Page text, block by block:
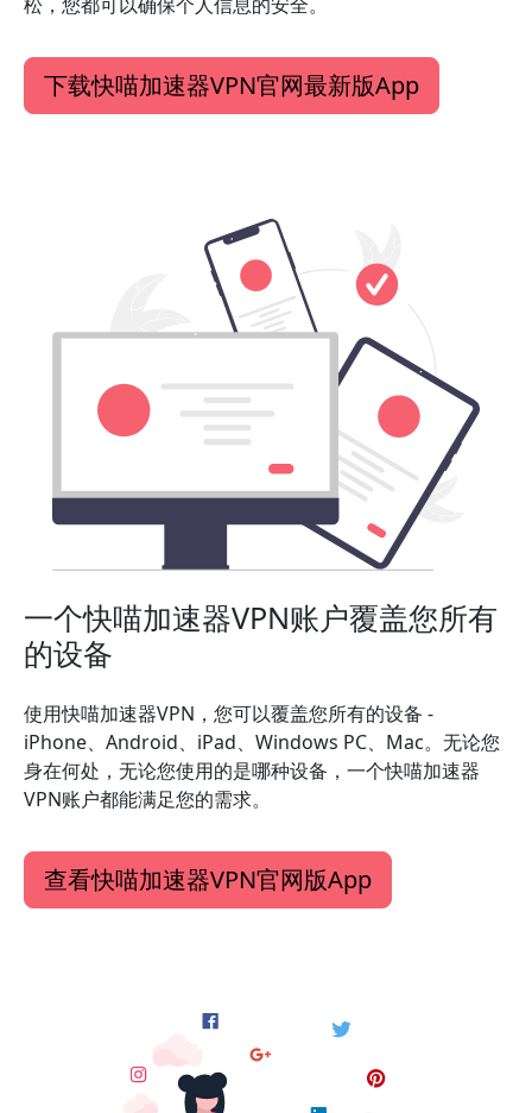
下载快喵加速器VPN官网最新版App
一个快喵加速器VPN账户覆盖您所有
的设备
使用快喵加速器VPN，您可以覆盖您所有的设备 -
iPhone、Android、iPad、Windows PC、Mac。无论您
身在何处，无论您使用的是哪种设备，一个快喵加速器
VPN账户都能满足您的需求。
查看快喵加速器VPN官网版App